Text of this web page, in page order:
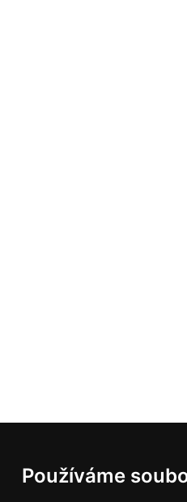
Používáme